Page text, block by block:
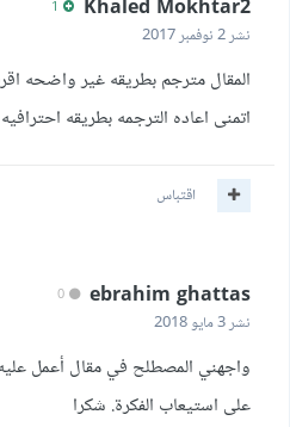
نشر2 نوفمبر 2017
المقال مترجم بطريقه غير واضحه
اتمنى اعاده الترجمه بطريقه احترافيه
اقتباس
ebrahim ghattas
نشر3 مايو 2018
واجهني المصطلح في مقال أعمل
على استيعاب الفكرة. شكرا